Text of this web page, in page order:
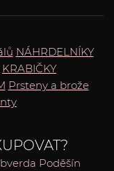
NÁHRDELNÍKY
KRABIČKY
Prsteny a brože
Poděšín